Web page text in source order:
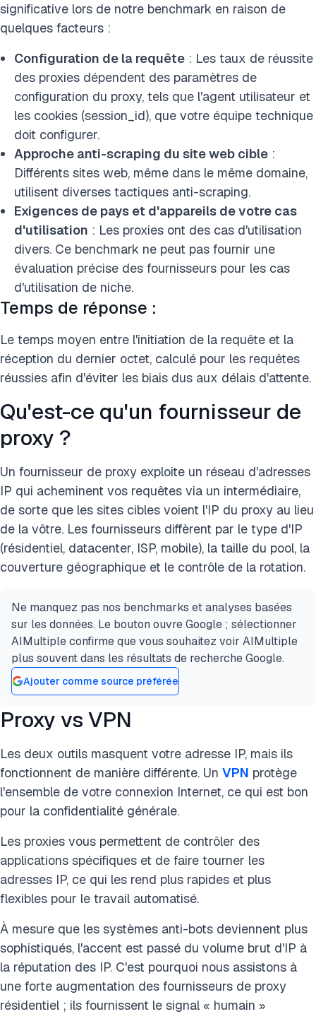
significative lors de notre benchmark en raison de
quelques facteurs :
Configuration de la requête : Les taux de réussite
des proxies dépendent des paramètres de
configuration du proxy, tels que l'agent utilisateur et
les cookies (session_id), que votre équipe technique
doit configurer.
Approche anti-scraping du site web cible :
Différents sites web, même dans le même domaine,
utilisent diverses tactiques anti-scraping.
Exigences de pays et d'appareils de votre cas
d'utilisation : Les proxies ont des cas d'utilisation
divers. Ce benchmark ne peut pas fournir une
évaluation précise des fournisseurs pour les cas
d'utilisation de niche.
Temps de réponse :
Le temps moyen entre l'initiation de la requête et la
réception du dernier octet, calculé pour les requêtes
réussies afin d'éviter les biais dus aux délais d'attente.
Qu'est-ce qu'un fournisseur de
proxy ?
Un fournisseur de proxy exploite un réseau d'adresses
IP qui acheminent vos requêtes via un intermédiaire,
de sorte que les sites cibles voient l'IP du proxy au lieu
de la vôtre. Les fournisseurs diffèrent par le type d'IP
(résidentiel, datacenter, ISP, mobile), la taille du pool, la
couverture géographique et le contrôle de la rotation.
Ne manquez pas nos benchmarks et analyses basées
sur les données. Le bouton ouvre Google ; sélectionner
AIMultiple confirme que vous souhaitez voir AIMultiple
plus souvent dans les résultats de recherche Google.
Ajouter comme source préférée
Proxy vs VPN
Les deux outils masquent votre adresse IP, mais ils
fonctionnent de manière différente. Un VPN protège
l'ensemble de votre connexion Internet, ce qui est bon
pour la confidentialité générale.
Les proxies vous permettent de contrôler des
applications spécifiques et de faire tourner les
adresses IP, ce qui les rend plus rapides et plus
flexibles pour le travail automatisé.
À mesure que les systèmes anti-bots deviennent plus
sophistiqués, l'accent est passé du volume brut d'IP à
la réputation des IP. C'est pourquoi nous assistons à
une forte augmentation des fournisseurs de proxy
résidentiel ; ils fournissent le signal « humain »